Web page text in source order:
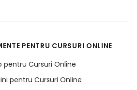
PENTRU CURSURI ONLINE
pentru Cursuri Online
pentru Cursuri Online